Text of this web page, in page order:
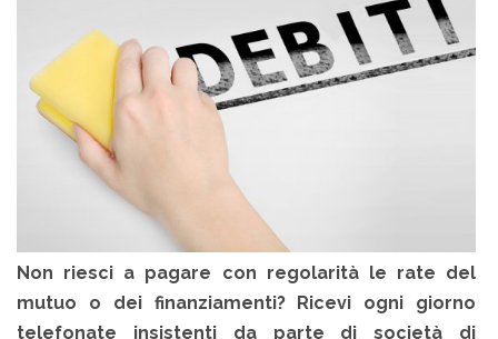
Non riesci a pagare con regolarità le rate del
mutuo o dei finanziamenti? Ricevi ogni giorno
telefonate insistenti da parte di società di